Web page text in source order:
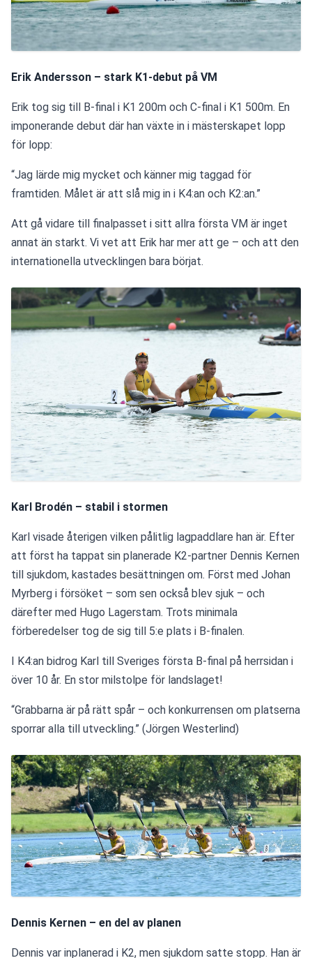
Erik Andersson – stark K1-debut på VM
Erik tog sig till B-final i K1 200m och C-final i K1 500m. En
imponerande debut där han växte in i mästerskapet lopp
för lopp:
“Jag lärde mig mycket och känner mig taggad för
framtiden. Målet är att slå mig in i K4:an och K2:an.”
Att gå vidare till finalpasset i sitt allra första VM är inget
annat än starkt. Vi vet att Erik har mer att ge – och att den
internationella utvecklingen bara börjat.
Karl Brodén – stabil i stormen
Karl visade återigen vilken pålitlig lagpaddlare han är. Efter
att först ha tappat sin planerade K2-partner Dennis Kernen
till sjukdom, kastades besättningen om. Först med Johan
Myrberg i försöket – som sen också blev sjuk – och
därefter med Hugo Lagerstam. Trots minimala
förberedelser tog de sig till 5:e plats i B-finalen.
I K4:an bidrog Karl till Sveriges första B-final på herrsidan i
över 10 år. En stor milstolpe för landslaget!
“Grabbarna är på rätt spår – och konkurrensen om platserna
sporrar alla till utveckling.” (Jörgen Westerlind)
Dennis Kernen – en del av planen
Dennis var inplanerad i K2, men sjukdom satte stopp. Han är